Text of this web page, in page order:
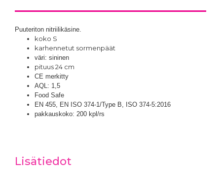
Puuteriton nitriilikäsine.
koko S
karhennetut sormenpäät
väri: sininen
pituus 24 cm
CE merkitty
AQL: 1,5
Food Safe
EN 455, EN ISO 374-1/Type B, ISO 374-5:2016
pakkauskoko: 200 kpl/rs
Lisätiedot